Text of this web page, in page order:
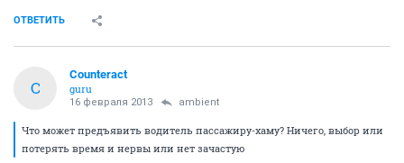
ОТВЕТИТЬ
C
Counteract
guru
16 февраля 2013 аmbient
Что может предъявить водитель пассажиру-хаму? Ничего, выбор или
потерять время и нервы или нет зачастую